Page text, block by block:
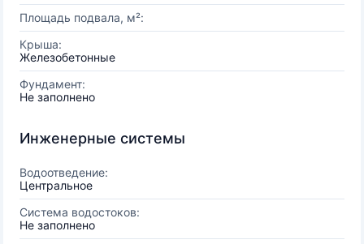
Площадь подвала, м²:
Крыша:
Железобетонные
Фундамент:
Не заполнено
Инженерные системы
Водоотведение:
Центральное
Система водостоков:
Не заполнено